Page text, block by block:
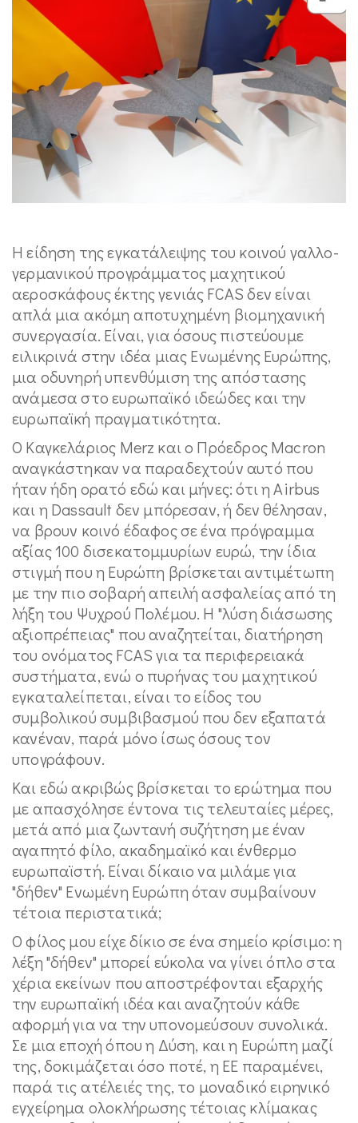
Η είδηση της εγκατάλειψης του κοινού γαλλο-
γερμανικού προγράμματος μαχητικού
αεροσκάφους έκτης γενιάς FCAS δεν είναι
απλά μια ακόμη αποτυχημένη βιομηχανική
συνεργασία. Είναι, για όσους πιστεύουμε
ειλικρινά στην ιδέα μιας Ενωμένης Ευρώπης,
μια οδυνηρή υπενθύμιση της απόστασης
ανάμεσα στο ευρωπαϊκό ιδεώδες και την
ευρωπαϊκή πραγματικότητα.
Ο Καγκελάριος Merz και ο Πρόεδρος Macron
αναγκάστηκαν να παραδεχτούν αυτό που
ήταν ήδη ορατό εδώ και μήνες: ότι η Airbus
και η Dassault δεν μπόρεσαν, ή δεν θέλησαν,
να βρουν κοινό έδαφος σε ένα πρόγραμμα
αξίας 100 δισεκατομμυρίων ευρώ, την ίδια
στιγμή που η Ευρώπη βρίσκεται αντιμέτωπη
με την πιο σοβαρή απειλή ασφαλείας από τη
λήξη του Ψυχρού Πολέμου. Η "λύση διάσωσης
αξιοπρέπειας" που αναζητείται, διατήρηση
του ονόματος FCAS για τα περιφερειακά
συστήματα, ενώ ο πυρήνας του μαχητικού
εγκαταλείπεται, είναι το είδος του
συμβολικού συμβιβασμού που δεν εξαπατά
κανέναν, παρά μόνο ίσως όσους τον
υπογράφουν.
Και εδώ ακριβώς βρίσκεται το ερώτημα που
με απασχόλησε έντονα τις τελευταίες μέρες,
μετά από μια ζωντανή συζήτηση με έναν
αγαπητό φίλο, ακαδημαϊκό και ένθερμο
ευρωπαϊστή. Είναι δίκαιο να μιλάμε για
"δήθεν" Ενωμένη Ευρώπη όταν συμβαίνουν
τέτοια περιστατικά;
Ο φίλος μου είχε δίκιο σε ένα σημείο κρίσιμο: η
λέξη "δήθεν" μπορεί εύκολα να γίνει όπλο στα
χέρια εκείνων που αποστρέφονται εξαρχής
την ευρωπαϊκή ιδέα και αναζητούν κάθε
αφορμή για να την υπονομεύσουν συνολικά.
Σε μια εποχή όπου η Δύση, και η Ευρώπη μαζί
της, δοκιμάζεται όσο ποτέ, η ΕΕ παραμένει,
παρά τις ατέλειές της, το μοναδικό ειρηνικό
εγχείρημα ολοκλήρωσης τέτοιας κλίμακας